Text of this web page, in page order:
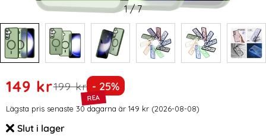
1/7
Handla denna produkt ColorPop Galaxy S24 Skal CH
rea pris
149 krtidigare pris
199 kr Priset är nedsatt med
- 25%
Prishistorik
Lägsta pris senaste 30 dagarna är 149 kr (2026-08-08)
Tillgänglighet:
Slut i lager